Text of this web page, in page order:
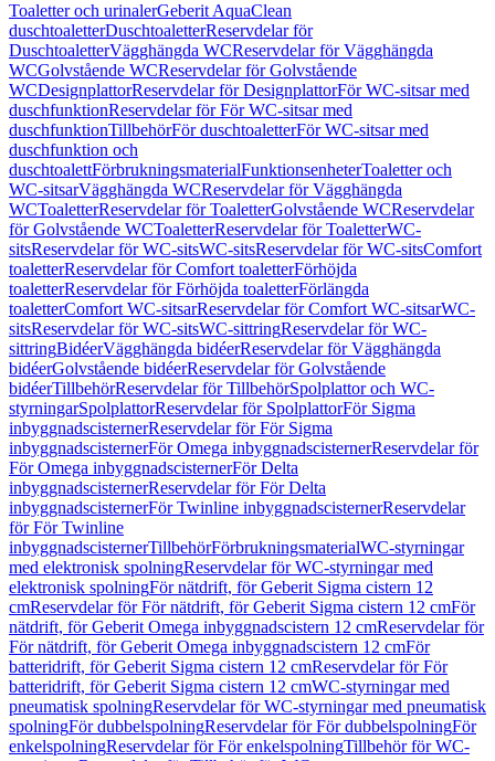
Toaletter och urinalerGeberit AquaClean
duschtoaletterDuschtoaletterReservdelar för
DuschtoaletterVägghängda WCReservdelar för Vägghängda
WCGolvstående WCReservdelar för Golvstående
WCDesignplattorReservdelar för DesignplattorFör WC-sitsar med
duschfunktionReservdelar för För WC-sitsar med
duschfunktionTillbehörFör duschtoaletterFör WC-sitsar med
duschfunktion och
duschtoalettFörbrukningsmaterialFunktionsenheterToaletter och
WC-sitsarVägghängda WCReservdelar för Vägghängda
WCToaletterReservdelar för ToaletterGolvstående WCReservdelar
för Golvstående WCToaletterReservdelar för ToaletterWC-
sitsReservdelar för WC-sitsWC-sitsReservdelar för WC-sitsComfort
toaletterReservdelar för Comfort toaletterFörhöjda
toaletterReservdelar för Förhöjda toaletterFörlängda
toaletterComfort WC-sitsarReservdelar för Comfort WC-sitsarWC-
sitsReservdelar för WC-sitsWC-sittringReservdelar för WC-
sittringBidéerVägghängda bidéerReservdelar för Vägghängda
bidéerGolvstående bidéerReservdelar för Golvstående
bidéerTillbehörReservdelar för TillbehörSpolplattor och WC-
styrningarSpolplattorReservdelar för SpolplattorFör Sigma
inbyggnadscisternerReservdelar för För Sigma
inbyggnadscisternerFör Omega inbyggnadscisternerReservdelar för
För Omega inbyggnadscisternerFör Delta
inbyggnadscisternerReservdelar för För Delta
inbyggnadscisternerFör Twinline inbyggnadscisternerReservdelar
för För Twinline
inbyggnadscisternerTillbehörFörbrukningsmaterialWC-styrningar
med elektronisk spolningReservdelar för WC-styrningar med
elektronisk spolningFör nätdrift, för Geberit Sigma cistern 12
cmReservdelar för För nätdrift, för Geberit Sigma cistern 12 cmFör
nätdrift, för Geberit Omega inbyggnadscistern 12 cmReservdelar för
För nätdrift, för Geberit Omega inbyggnadscistern 12 cmFör
batteridrift, för Geberit Sigma cistern 12 cmReservdelar för För
batteridrift, för Geberit Sigma cistern 12 cmWC-styrningar med
pneumatisk spolningReservdelar för WC-styrningar med pneumatisk
spolningFör dubbelspolningReservdelar för För dubbelspolningFör
enkelspolningReservdelar för För enkelspolningTillbehör för WC-